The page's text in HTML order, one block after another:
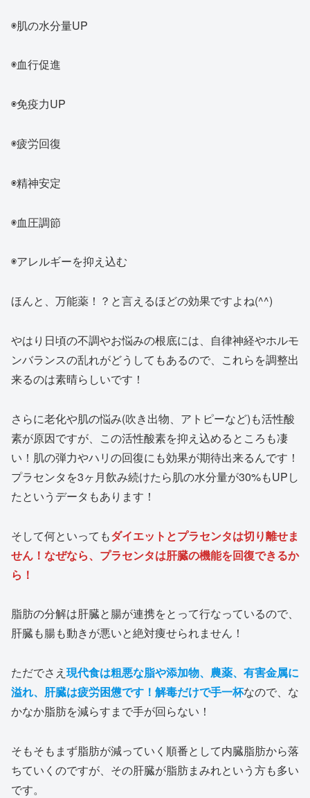
◉肌の水分量UP
◉血行促進
◉免疫力UP
◉疲労回復
◉精神安定
◉血圧調節
◉アレルギーを抑え込む
ほんと、万能薬！？と言えるほどの効果ですよね(^^)
やはり日頃の不調やお悩みの根底には、自律神経やホルモ
ンバランスの乱れがどうしてもあるので、これらを調整出
来るのは素晴らしいです！
さらに老化や肌の悩み(吹き出物、アトピーなど)も活性酸
素が原因ですが、この活性酸素を抑え込めるところも凄
い！肌の弾力やハリの回復にも効果が期待出来るんです！
プラセンタを3ヶ月飲み続けたら肌の水分量が30%もUPし
たというデータもあります！
そして何といってもダイエットとプラセンタは切り離せま
せん！なぜなら、プラセンタは肝臓の機能を回復できるか
ら！
脂肪の分解は肝臓と腸が連携をとって行なっているので、
肝臓も腸も動きが悪いと絶対痩せられません！
ただでさえ 現代食は粗悪な脂や添加物、農薬、有害金属に
溢れ、肝臓は疲労困憊です！解毒だけで手一杯なので、な
かなか脂肪を減らすまで手が回らない！
そもそもまず脂肪が減っていく順番として内臓脂肪から落
ちていくのですが、その肝臓が脂肪まみれという方も多い
です。